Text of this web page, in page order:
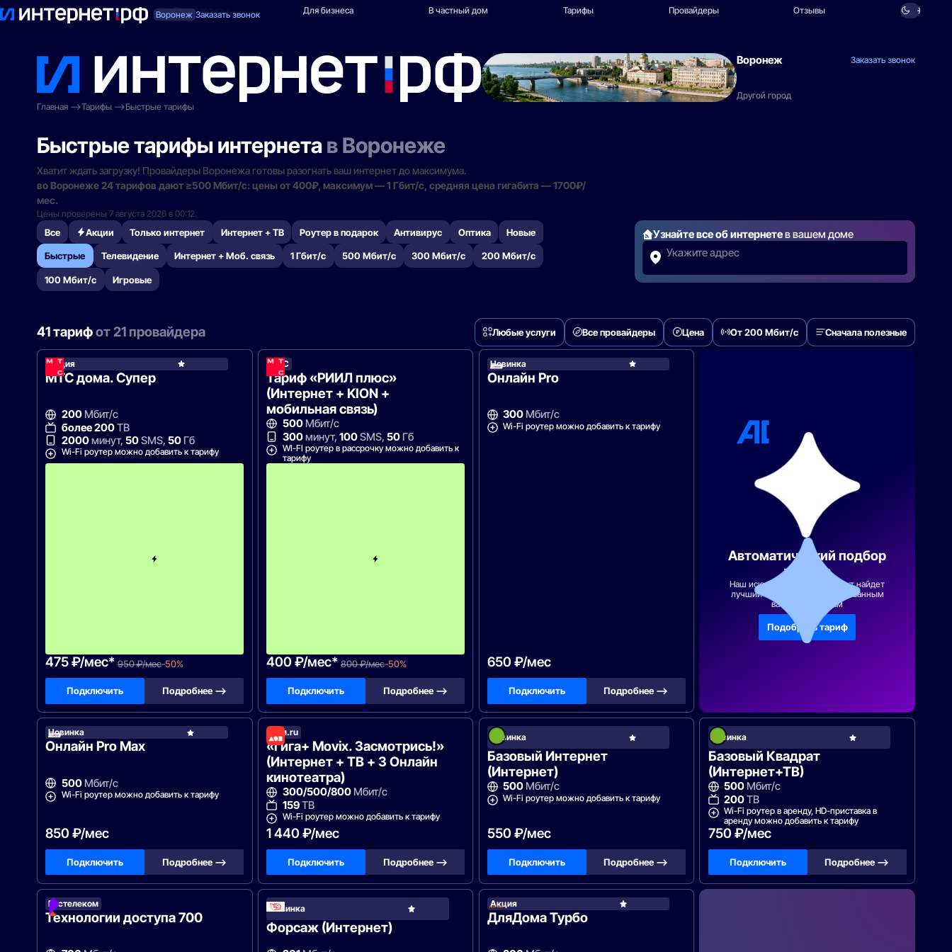
Воронеж Заказать звонок
Поиск по адресу Для квартиры Для бизнеса В частный дом Тарифы Провайдеры Отзывы
Воронеж Заказать звонок
Другой город
Главная
Тарифы Быстрые тарифы
Быстрые тарифы интернетав Воронеже
Хватит ждать загрузку! Провайдеры Воронежа готовы разогнать ваш интернет до максимума.
во Воронеже 24 тарифов дают ≥500 Мбит/с: цены от 400₽, максимум — 1 Гбит/с, средняя цена гигабита — 1700₽/
мес.
Цены проверены 7 августа 2026 в 00:12.
Все Акции Только интернет Интернет + ТВ Роутер в подарок Антивирус Оптика Новые
Быстрые Телевидение Интернет + Моб. связь 1 Гбит/с 500 Мбит/с 300 Мбит/с 200 Мбит/с
100 Мбит/с Игровые
Узнайте все об интернетев вашем доме
Укажите адрес
41 тарифот 21 провайдера Любые услуги Все провайдеры Цена От 200 Мбит/с Сначала полезные
Акция МТС
МТС дома. Супер
200Мбит/с
более 200ТВ
2000минут, 50SMS, 50Гб
Wi-Fi роутер можно добавить к тарифу
С
475 ₽/мес* 950 ₽/мес-50%
Подключить Подробнее —>
МТС
Тариф «РИИЛ плюс»
(Интернет + KION +
мобильная связь)
500Мбит/с
300минут, 100SMS, 50Гб
WI-FI роутер в рассрочку можно добавить к
тарифу
400 ₽/мес* 800 ₽/мес-50%
Подключить Подробнее —>
Новинка
Онлайн Pro
300 Мбит/с
Wi-Fi роутер можно добавить к тарифу
650 ₽/мес
Подключить Подробнее —>
Автоматический подбор
тарифа
Наш искусственный интеллект найдет
лучший тарифный план по указанным
вами параметрам
Подобрать тариф
Новинка JustLan
Онлайн Pro Max
500Мбит/с
Wi-Fi роутер можно добавить к тарифу
850 ₽/мес
Подключить Подробнее —>
Дом.ru
«Гига+ Movix. Засмотрись!»
(Интернет + ТВ + 3 Онлайн
кинотеатра)
300/500/800Мбит/с
159ТВ
Wi-Fi роутер можно добавить к тарифу
1 440 ₽/мес
Подключить Подробнее —>
Новинка
точка
Базовый Интернет
(Интернет)
500 Мбит/с
Wi-Fi роутер можно добавить к тарифу
550 ₽/мес
Подключить Подробнее —>
Новинка
Базовый Квадрат
(Интернет+ТВ)
500 Мбит/с
200ТВ
Wi-Fi роутер в аренду, HD-приставка в
аренду можно добавить к тарифу
750 ₽/мес
Подключить Подробнее —>
Ростелеком
Технологии доступа 700
Новинка
Сервис
Форсаж (Интернет)
Акция
ДляДома Турбо